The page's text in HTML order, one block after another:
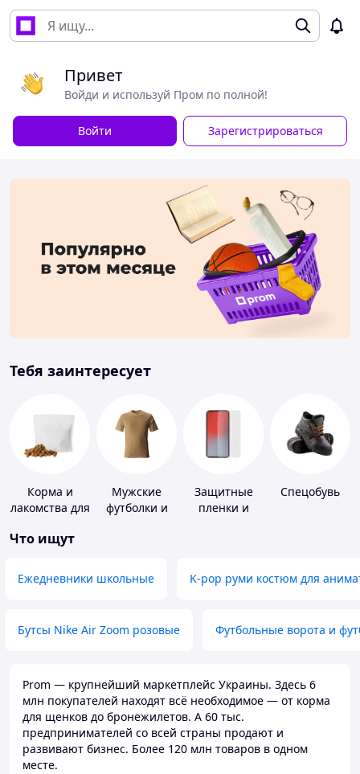
Привет
Войди и используй Пром по полной!
Войти Зарегистрироваться
Тебя заинтересует
Корма и
лакомства для
животных и
Мужские
футболки и
Защитные
пленки и
Спецобувь
Что ищут
Ежедневники школьные K-pop руми костюм для
Бутсы Nike Air Zoom розовые Футбольные ворота и
Prom — крупнейший маркетплейс Украины. Здесь 6
млн покупателей находят всё необходимое — от корма
для щенков до бронежилетов. А 60 тыс.
предпринимателей со всей страны продают и
развивают бизнес. Более 120 млн товаров в одном
месте.